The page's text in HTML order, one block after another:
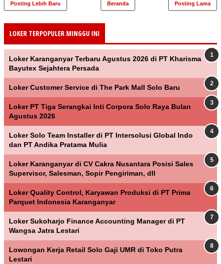
Posting Lebih Baru Posting Lama
Beranda
LOKER TERPOPULER MINGGU INI
Loker Karanganyar Terbaru Agustus 2026 di PT Kharisma
Bayutex Sejahtera Persada
Loker Customer Service di The Park Mall Solo Baru
Loker PT Tiga Serangkai Inti Corpora Solo Raya Bulan
Agustus 2026
Loker Solo Team Installer di PT Intersolusi Global Indo
dan PT Andika Pratama Mulia
Loker Karanganyar di CV Cakra Nusantara Posisi Sales
Supervisor, Salesman, Sopir Pengiriman, dll
Loker Quality Control, Karyawan Produksi di PT Prima
Parquet Indonesia Karanganyar
Loker Sukoharjo Finance Accounting Manager di PT
Wangsa Jatra Lestari
Lowongan Kerja Retail Solo Gaji UMR di Toko Putra
Lestari